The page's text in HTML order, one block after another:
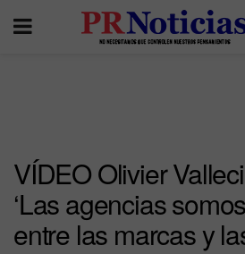
VÍDEO Olivier
‘Las agencias
entre las marcas y